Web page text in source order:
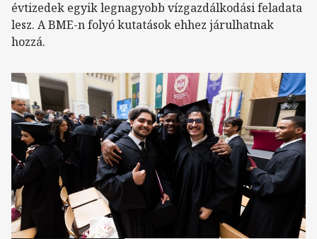
évtizedek egyik legnagyobb vízgazdálkodási feladata
lesz. A BME-n folyó kutatások ehhez járulhatnak
hozzá.